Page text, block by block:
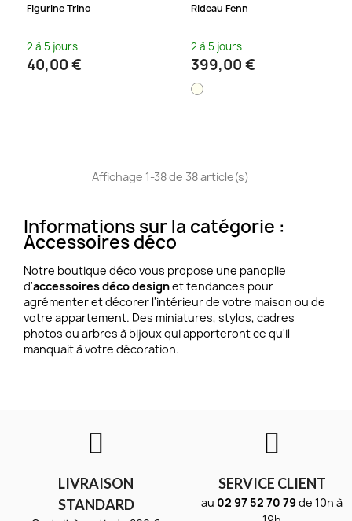
Figurine Trino
2 à 5 jours
40,00 €
Rideau Fenn
2 à 5 jours
399,00 €
Affichage 1-38 de 38 article(s)
Informations sur la catégorie :
Accessoires déco
Notre boutique déco vous propose une panoplie
d'accessoires déco designet tendances pour
agrémenter et décorer l'intérieur de votre maison ou de
votre appartement. Des miniatures, stylos, cadres
photos ou arbres à bijoux qui apporteront ce qu'il
manquait à votre décoration.
LIVRAISON
STANDARD
SERVICE CLIENT
au 02 97 52 70 79 de 10h à